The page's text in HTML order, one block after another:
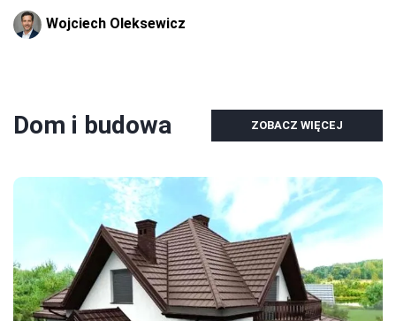
Wojciech Oleksewicz
Dom i budowa ZOBACZ WIĘCEJ